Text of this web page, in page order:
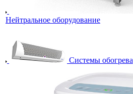
Нейтральное оборудование
Системы обогрева